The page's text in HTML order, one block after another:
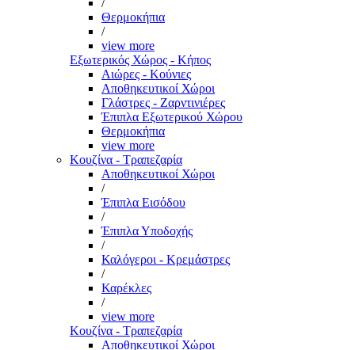
/
Θερμοκήπια
/
view more
Εξωτερικός Χώρος - Κήπος
Αιώρες - Κούνιες
Αποθηκευτικοί Χώροι
Γλάστρες - Ζαρντινιέρες
Έπιπλα Εξωτερικού Χώρου
Θερμοκήπια
view more
Κουζίνα - Τραπεζαρία
Αποθηκευτικοί Χώροι
/
Έπιπλα Εισόδου
/
Έπιπλα Υποδοχής
/
Καλόγεροι - Κρεμάστρες
/
Καρέκλες
/
view more
Κουζίνα - Τραπεζαρία
Αποθηκευτικοί Χώροι